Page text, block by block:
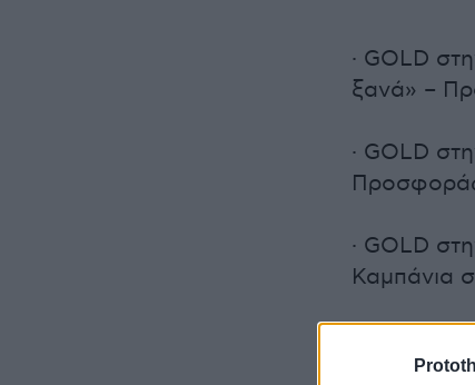
· GOLD
ξανά» –
· GOLD
· GOLD
Καμπάνια
· GOLD